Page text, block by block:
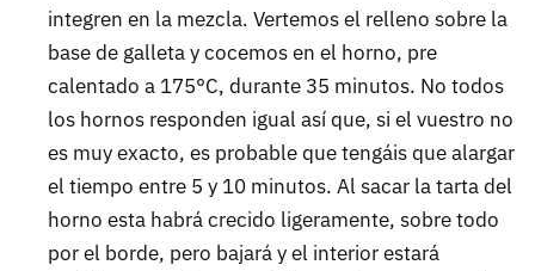
integren en la mezcla. Vertemos el relleno sobre la
base de galleta y cocemos en el horno, pre
calentado a 175°C, durante 35 minutos. No todos
los hornos responden igual así que, si el vuestro no
es muy exacto, es probable que tengáis que alargar
el tiempo entre 5 y 10 minutos. Al sacar la tarta del
horno esta habrá crecido ligeramente, sobre todo
por el borde, pero bajará y el interior estará